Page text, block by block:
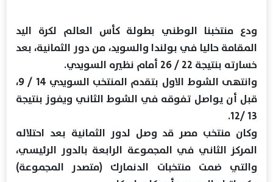
ودع منتخبنا الوطني بطولة كأس العالم لكرة اليد
المقامة حاليا في بولندا والسويد، من دور الثمانية، بعد
خسارته بنتيجة 22 / 26 أمام نظيره السويدي.
وانتهى الشوط الاول بتقدم المنتخب السويدي 14 / 9،
قبل أن يواصل تفوقه في الشوط الثاني ويفوز بنتيجة
13 /12.
وكان منتخب مصر قد وصل لدور الثمانية بعد احتلاله
المركز الثاني في المجموعة الرابعة بالدور الرئيسي،
والتي ضمت منتخبات الدنمارك (متصدر المجموعة)